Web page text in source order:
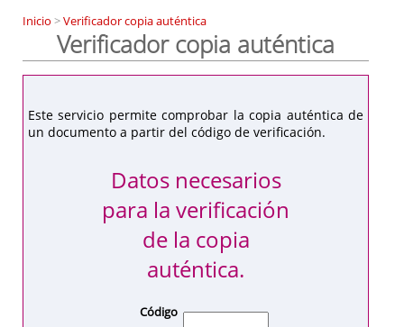
Inicio >Verificador copia auténtica
Verificador copia auténtica
Este servicio permite comprobar la copia auténtica de
un documento a partir del código de verificación.
Datos necesarios
para la verificación
de la copia
auténtica.
Código